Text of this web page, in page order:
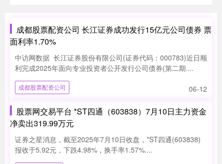
成都股票配资公司 长江证券成功发行15亿元公司债券 票
面利率1.70%
中访网数据 长江证券股份有限公司(证券代码：000783)近日顺
利完成2025年面向专业投资者公开发行公司债券(第二期....
成都股票配资公司 06-12
股票网交易平台 *ST四通（603838）7月10日主力资金
净卖出319.99万元
证券之星消息，截至2025年7月10日收盘，*ST四通(603838)
报收于5.92元，下跌4.98%，换手率1.57%....